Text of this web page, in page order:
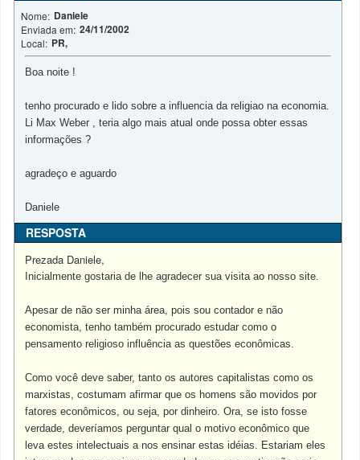
Nome: Daniele
Enviada em: 24/11/2002
Local: PR,
Boa noite !
tenho procurado e lido sobre a influencia da religiao na economia.
Li Max Weber , teria algo mais atual onde possa obter essas
informações ?
agradeço e aguardo
Daniele
RESPOSTA
Prezada Daniele,
Inicialmente gostaria de lhe agradecer sua visita ao nosso site.
Apesar de não ser minha área, pois sou contador e não
economista, tenho também procurado estudar como o
pensamento religioso influência as questões econômicas.
Como você deve saber, tanto os autores capitalistas como os
marxistas, costumam afirmar que os homens são movidos por
fatores econômicos, ou seja, por dinheiro. Ora, se isto fosse
verdade, deveríamos perguntar qual o motivo econômico que
leva estes intelectuais a nos ensinar estas idéias. Estariam eles